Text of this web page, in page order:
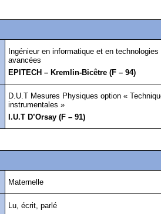
Ingénieur en informatique et en technologies
avancées
EPITECH – Kremlin-Bicêtre (F – 94)
D.U.T Mesures Physiques option «
instrumentales »
I.U.T D’Orsay (F – 91)
Maternelle
Lu, écrit, parlé